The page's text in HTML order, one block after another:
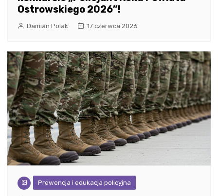
Ostrowskiego 2026”!
Damian Polak 17 czerwca 2026
Prewencja i edukacja policyjna